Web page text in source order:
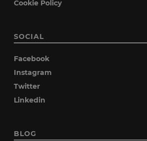
Cookie Policy
SOCIAL
Facebook
Instagram
Twitter
Linkedin
BLOG